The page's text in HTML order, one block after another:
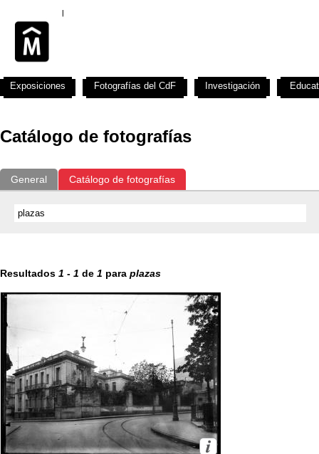
Catálogo de fotografías
General Catálogo de fotografías
Resultados 1 - 1 de 1 para plazas
Exposiciones Fotografías del CdF Investigación